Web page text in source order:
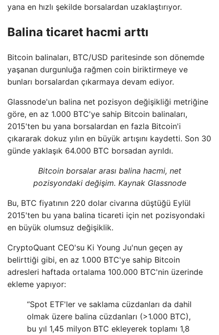
yana en hızlı şekilde borsalardan uzaklaştırıyor.
Balina ticaret hacmi arttı
Bitcoin balinaları, BTC/USD paritesinde son dönemde
yaşanan durgunluğa rağmen coin biriktirmeye ve
bunları borsalardan çıkarmaya devam ediyor.
Glassnode'un balina net pozisyon değişikliği metriğine
göre, en az 1.000 BTC'ye sahip Bitcoin balinaları,
2015'ten bu yana borsalardan en fazla Bitcoin'i
çıkararak dokuz yılın en büyük artışını kaydetti. Son 30
günde yaklaşık 64.000 BTC borsadan ayrıldı.
Bitcoin borsalar arası balina hacmi, net
pozisyondaki değişim. Kaynak Glassnode
Bu, BTC fiyatının 220 dolar civarına düştüğü Eylül
2015'ten bu yana balina ticareti için net pozisyondaki
en büyük olumsuz değişiklik.
CryptoQuant CEO'su Ki Young Ju'nun geçen ay
belirttiği gibi, en az 1.000 BTC'ye sahip Bitcoin
adresleri haftada ortalama 100.000 BTC'nin üzerinde
ekleme yapıyor:
“Spot ETF'ler ve saklama cüzdanları da dahil
olmak üzere balina cüzdanları (>1.000 BTC),
bu yıl 1,45 milyon BTC ekleyerek toplamı 1,8